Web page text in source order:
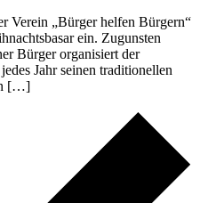
Verein „Bürger helfen Bürgern“
ein. Zugunsten
Bürger organisiert der
Jahr seinen traditionellen
[…]